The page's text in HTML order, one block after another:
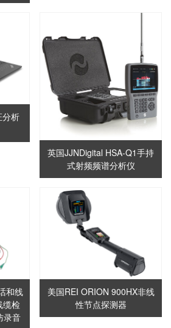
分析
英国JJNDigital HSA-Q1手持
式射频频谱分析仪
和线
缆检
录音
美国REI ORION 900HX非线
性节点探测器